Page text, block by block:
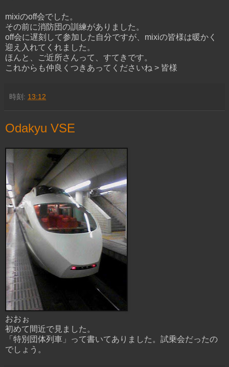
mixiのoff会でした。
その前に消防団の訓練がありました。
off会に遅刻して参加した自分ですが、mixiの皆様は暖かく
迎え入れてくれました。
ほんと、ご近所さんって、すてきです。
これからも仲良くつきあってくださいね > 皆様
時刻: 13:12
Odakyu VSE
おおぉ
初めて間近で見ました。
「特別団体列車」って書いてありました。試乗会だったの
でしょう。